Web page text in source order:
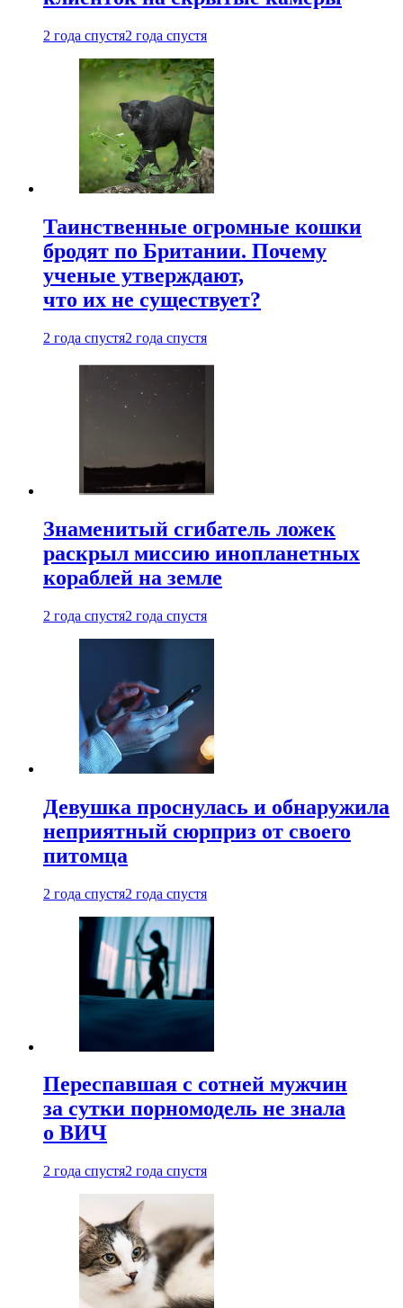
2 года спустя2 года спустя
Таинственные огромные кошки
бродят по Британии. Почему
ученые утверждают,
что их не существует?
2 года спустя2 года спустя
Знаменитый сгибатель ложек
раскрыл миссию инопланетных
кораблей на земле
2 года спустя2 года спустя
Девушка проснулась и обнаружила
неприятный сюрприз от своего
питомца
2 года спустя2 года спустя
Переспавшая с сотней мужчин
за сутки порномодель не знала
о ВИЧ
2 года спустя2 года спустя